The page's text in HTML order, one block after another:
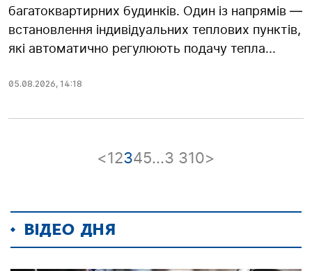
багатоквартирних будинків. Один із напрямів —
встановлення індивідуальних теплових пунктів,
які автоматично регулюють подачу тепла...
05.08.2026, 14:18
<12345…3 310>
ВІДЕО ДНЯ